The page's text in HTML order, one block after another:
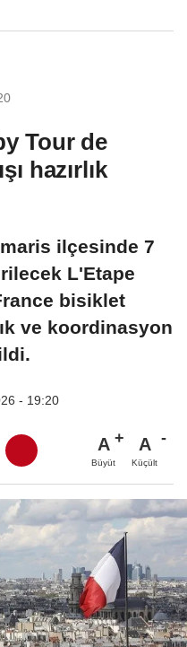
Tour de
hazırlık
ilçesinde 7
L'Etape
bisiklet
ve koordinasyon
- 19:20
A
Büyüt
A
Küçült